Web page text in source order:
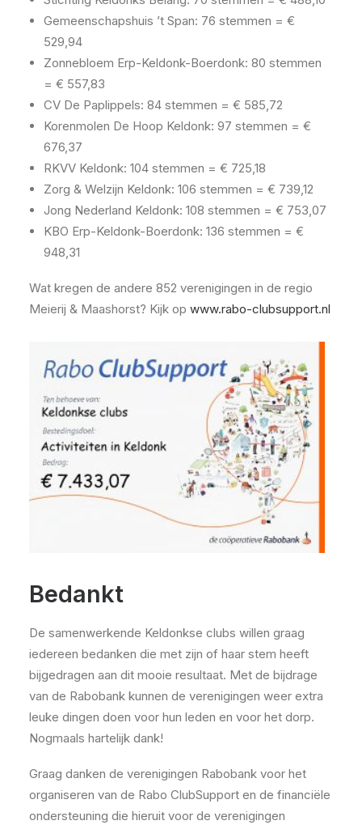
Gemeenschapshuis ’t Span: 76 stemmen = €
529,94
Zonnebloem Erp-Keldonk-Boerdonk: 80 stemmen
= € 557,83
CV De Paplippels: 84 stemmen = € 585,72
Korenmolen De Hoop Keldonk: 97 stemmen = €
676,37
RKVV Keldonk: 104 stemmen = € 725,18
Zorg & Welzijn Keldonk: 106 stemmen = € 739,12
Jong Nederland Keldonk: 108 stemmen = € 753,07
KBO Erp-Keldonk-Boerdonk: 136 stemmen = €
948,31
Wat kregen de andere 852 verenigingen in de regio
Meierij & Maashorst? Kijk op www.rabo-clubsupport.nl
Bedankt
De samenwerkende Keldonkse clubs willen graag
iedereen bedanken die met zijn of haar stem heeft
bijgedragen aan dit mooie resultaat. Met de bijdrage
van de Rabobank kunnen de verenigingen weer extra
leuke dingen doen voor hun leden en voor het dorp.
Nogmaals hartelijk dank!
Graag danken de verenigingen Rabobank voor het
organiseren van de Rabo ClubSupport en de financiële
ondersteuning die hieruit voor de verenigingen